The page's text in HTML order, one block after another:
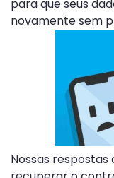
para que seus
novamente sem
Nossas